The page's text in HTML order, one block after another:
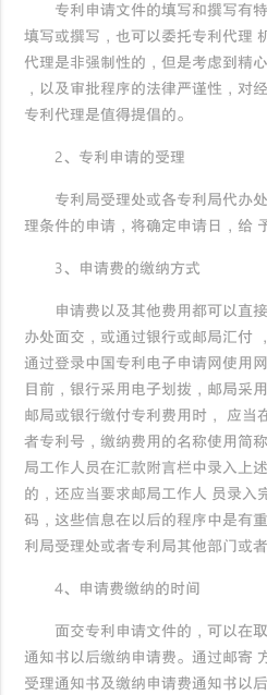
专利申请文件的填写和撰写有特
填写或撰写，也可以委托专利代理
代理是非强制性的，但是考虑到精
，以及审批程序的法律严谨性，对
专利代理是值得提倡的。
2、专利申请的受理
专利局受理处或各专利局代办处
理条件的申请，将确定申请日，给
3、申请费的缴纳方式
申请费以及其他费用都可以直接
办处面交，或通过银行或邮局汇付
通过登录中国专利电子申请网使用
目前，银行采用电子划拨，邮局采
邮局或银行缴付专利费用时， 应当
者专利号，缴纳费用的名称使用简
局工作人员在汇款附言栏中录入上
的，还应当要求邮局工作人 员录入
码，这些信息在以后的程序中是有
利局受理处或者专利局其他部门或
4、申请费缴纳的时间
面交专利申请文件的，可以在取
通知书以后缴纳申请费。通过邮寄
受理通知书及缴纳申请费通知书以